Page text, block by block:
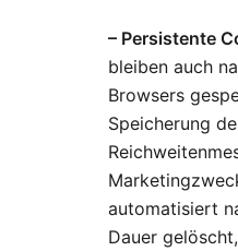
– Persistente
bleiben auch
Browsers
Speicherung
automatisiert
Dauer